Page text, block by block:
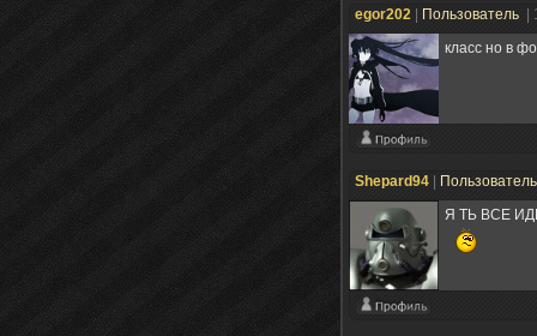
egor202 Пользователь
класс но в
Shepard94
Я ТЬ ВСЕ